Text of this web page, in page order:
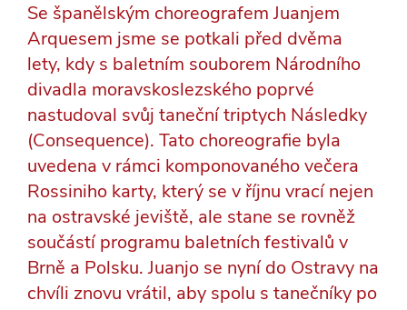
Se španělským choreografem Juanjem
Arquesem jsme se potkali před dvěma
lety, kdy s baletním souborem Národního
divadla moravskoslezského poprvé
nastudoval svůj taneční triptych Následky
(Consequence). Tato choreografie byla
uvedena v rámci komponovaného večera
Rossiniho karty, který se v říjnu vrací nejen
na ostravské jeviště, ale stane se rovněž
součástí programu baletních festivalů v
Brně a Polsku. Juanjo se nyní do Ostravy na
chvíli znovu vrátil, aby spolu s tanečníky po